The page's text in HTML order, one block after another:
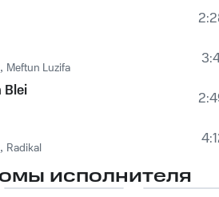
, Meftun Luzifa
Blei
, Radikal
исполнителя